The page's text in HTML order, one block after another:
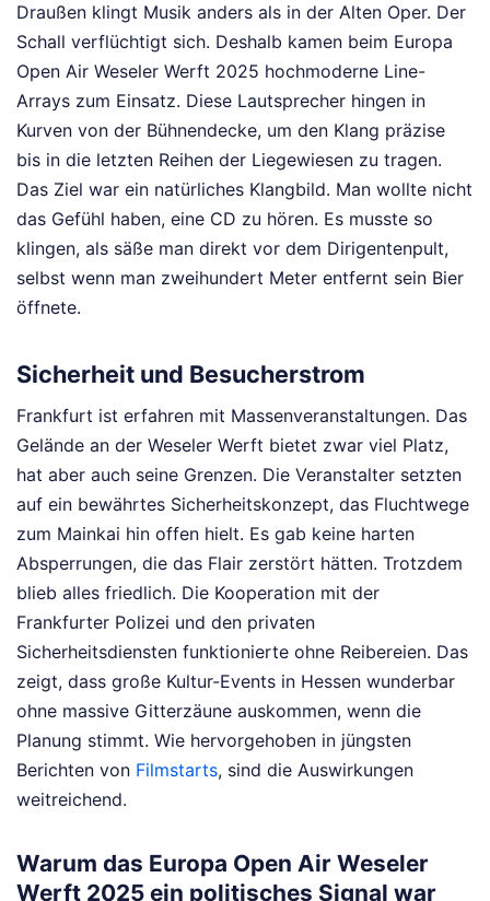
Draußen klingt Musik anders als in der Alten Oper. Der
Schall verflüchtigt sich. Deshalb kamen beim Europa
Open Air Weseler Werft 2025 hochmoderne Line-
Arrays zum Einsatz. Diese Lautsprecher hingen in
Kurven von der Bühnendecke, um den Klang präzise
bis in die letzten Reihen der Liegewiesen zu tragen.
Das Ziel war ein natürliches Klangbild. Man wollte nicht
das Gefühl haben, eine CD zu hören. Es musste so
klingen, als säße man direkt vor dem Dirigentenpult,
selbst wenn man zweihundert Meter entfernt sein Bier
öffnete.
Sicherheit und Besucherstrom
Frankfurt ist erfahren mit Massenveranstaltungen. Das
Gelände an der Weseler Werft bietet zwar viel Platz,
hat aber auch seine Grenzen. Die Veranstalter setzten
auf ein bewährtes Sicherheitskonzept, das Fluchtwege
zum Mainkai hin offen hielt. Es gab keine harten
Absperrungen, die das Flair zerstört hätten. Trotzdem
blieb alles friedlich. Die Kooperation mit der
Frankfurter Polizei und den privaten
Sicherheitsdiensten funktionierte ohne Reibereien. Das
zeigt, dass große Kultur-Events in Hessen wunderbar
ohne massive Gitterzäune auskommen, wenn die
Planung stimmt. Wie hervorgehoben in jüngsten
Berichten von Filmstarts, sind die Auswirkungen
weitreichend.
Warum das Europa Open Air Weseler
Werft 2025 ein politisches Signal war